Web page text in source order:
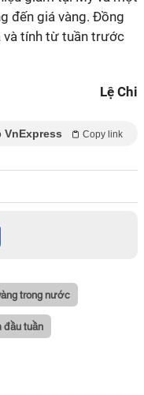
đến giá vàng. Đồng
và tính từ tuần trước
Lệ Chi
VnExpress Copy link
trong nước
đầu tuần